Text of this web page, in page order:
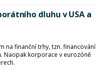
dluhu v USA a
na finanční trhy, tzn. financování
korporace v eurozóně